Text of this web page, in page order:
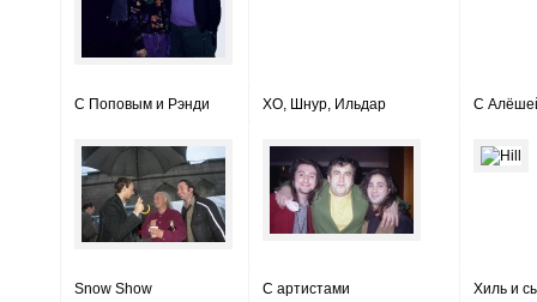
С Поповым и Рэнди ХО, Шнур, Ильдар С
Snow Show С артистами Хиль и